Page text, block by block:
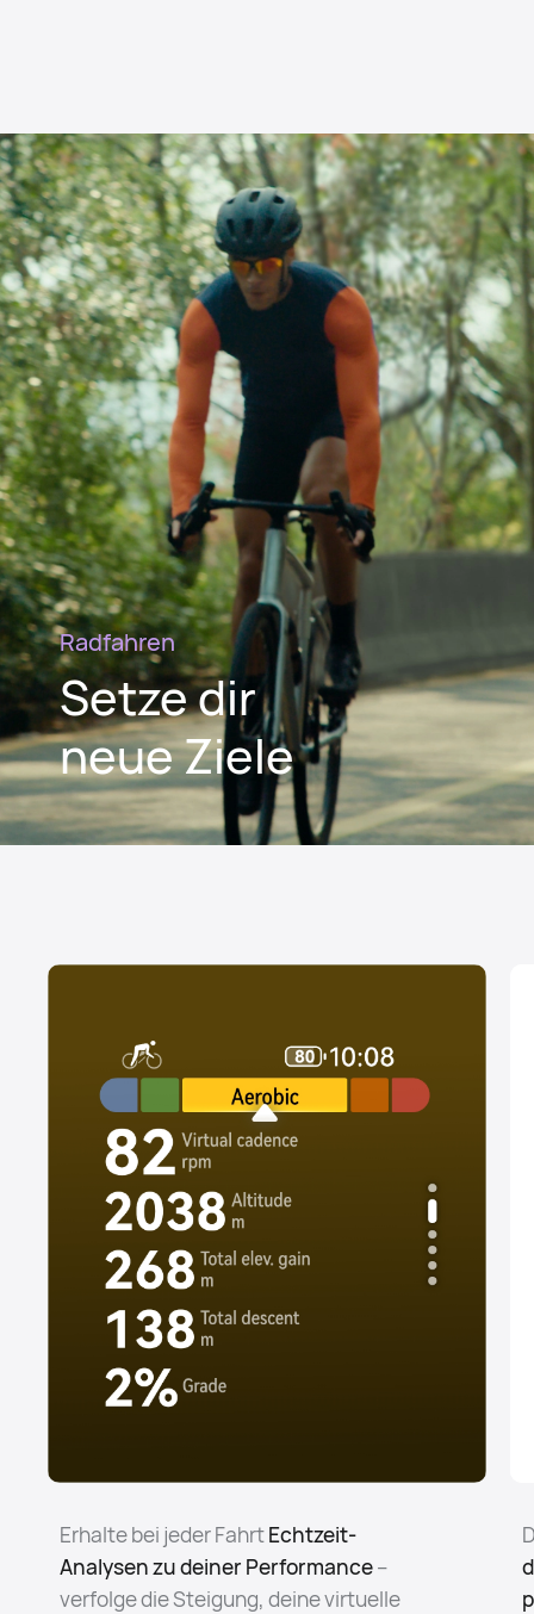
Radfahren
Setze dir
neue Ziele
Erhalte bei jeder FahrtEchtzeit-
Analysen zu deiner Performance–
verfolge die Steigung, deine virtuelle